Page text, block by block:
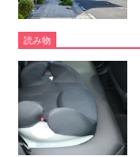
読み物